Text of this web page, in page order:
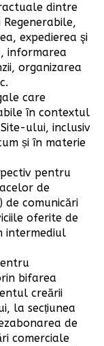
dintre
expedierea şi
informarea
organizarea
care
în contextul
ului, inclusiv
și în materie
pentru
de
de comunicări
oferite de
intermediul
bifarea
creării
la secțiunea
de
comerciale